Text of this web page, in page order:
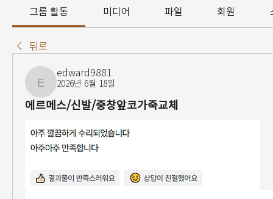
그룹 활동 미디어 파일 회원
뒤로
edward9881
edward9881
2026년 6월 18일
에르메스/신발/중창앞코가죽교체